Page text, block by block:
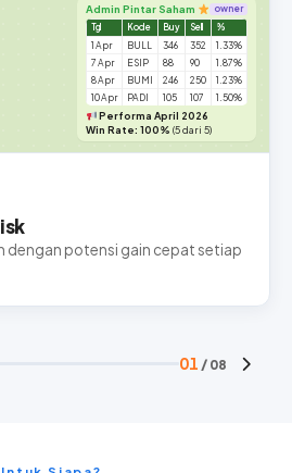
Admin Pintar Saham
owner
Tgl
Kode Buy Sell %
1 Apr BULL 346 352
1.33%
7 Apr
ESIP 88 90
1.87%
8 Apr
BUMI 246 250
1.23%
10 Apr
PADI 105 107
1.50%
Performa April 2026
Win Rate: 100% (5 dari 5)
dengan potensi gain cepat setiap
01 / 08